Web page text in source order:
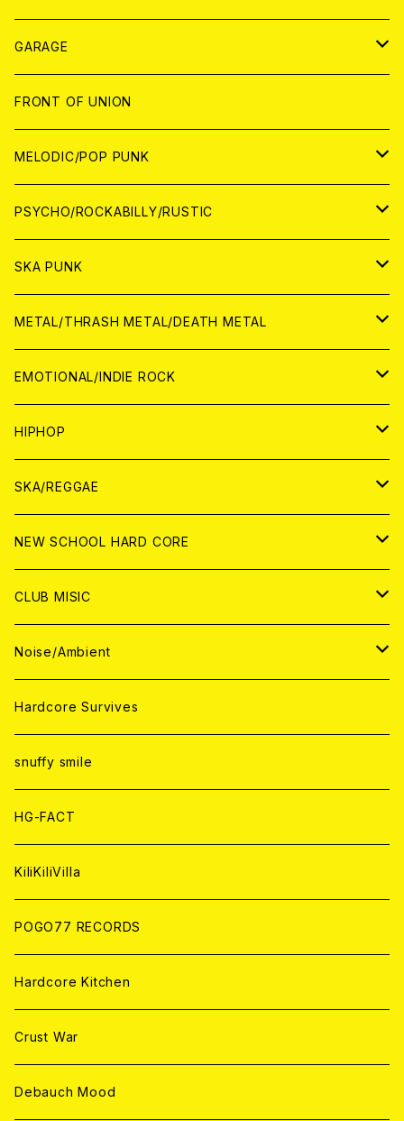
ANALOG
GARAGE
JAPAN
アナログ
CD
WORLD
アナログ
CD
FRONT OF UNION
MELODIC/POP PUNK
JAPAN
CD
ANALOG
WORLD
CD
ANALOG
PSYCHO/ROCKABILLY/RUSTIC
JAPAN
CD
ANALOG
WORLD
CD
ANALOG
SKA PUNK
JAPAN
CD
ANALOG
WORLD
CD
ANALOG
METAL/THRASH METAL/DEATH METAL
JAPAN
CD
ANALOG
WORLD
ANALOG
CD
EMOTIONAL/INDIE ROCK
JAPAN
CD
ANALOG
WORLD
CD
ANALOG
HIPHOP
JAPAN
CD
ANALOG
WORLD
CD
ANALOG
SKA/REGGAE
JAPAN
CD
ANALOG
WORLD
CD
ANALOG
NEW SCHOOL HARD CORE
JAPAN
CD
ANALOG
WORLD
CD
ANALOG
CLUB MISIC
JAPAN
CD
ANALOG
WORLD
CD
ANALOG
Noise/Ambient
JAPAN
CD
ANALOG
WORLD
CD
ANALOG
Hardcore Survives
snuffy smile
HG-FACT
KiliKiliVilla
POGO77 RECORDS
Hardcore Kitchen
Crust War
Debauch Mood